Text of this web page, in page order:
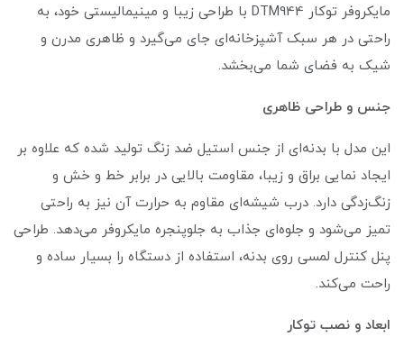
مایکروفر توکار DTM944 با طراحی زیبا و مینیمالیستی خود، به
راحتی در هر سبک آشپزخانه‌ای جای می‌گیرد و ظاهری مدرن و
شیک به فضای شما می‌بخشد.
جنس و طراحی ظاهری
این مدل با بدنه‌ای از جنس استیل ضد زنگ تولید شده که علاوه بر
ایجاد نمایی براق و زیبا، مقاومت بالایی در برابر خط و خش و
زنگ‌زدگی دارد. درب شیشه‌ای مقاوم به حرارت آن نیز به راحتی
تمیز می‌شود و جلوه‌ای جذاب به جلوپنجره مایکروفر می‌دهد. طراحی
پنل ‌کنترل لمسی روی بدنه، استفاده از دستگاه را بسیار ساده و
راحت می‌کند.
ابعاد و نصب توکار